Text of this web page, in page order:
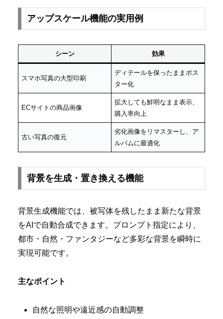
アップスケール機能の実用例
シーン 効果
スマホ写真の大型印刷
ディテールを保ったままポス
ター化
ECサイトの商品画像
拡大しても鮮明なまま表示、
購入率向上
古い写真の復元
劣化画像をリマスターし、ア
ルバムに最適化
背景を生成・置き換える機能
背景生成機能では、被写体を残したまま新たな背景
をAIで自動合成できます。プロンプト指定により、
都市・自然・ファンタジーなど多彩な背景を瞬時に
実現可能です。
主なポイント
自然な照明や遠近感の自動調整